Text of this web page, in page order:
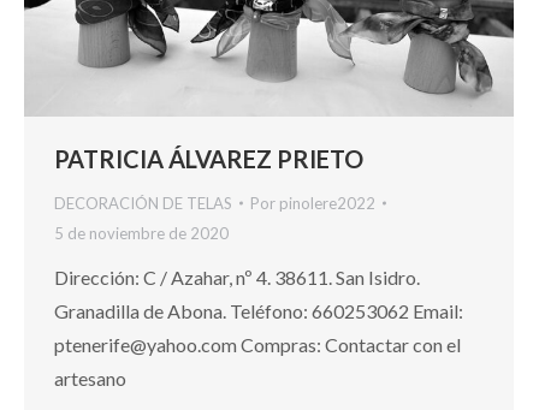
PATRICIA ÁLVAREZ PRIETO
DECORACIÓN DE TELAS Por pinolere2022
5 de noviembre de 2020
Dirección: C / Azahar, nº 4. 38611. San Isidro.
Granadilla de Abona. Teléfono: 660253062 Email:
ptenerife@yahoo.com Compras: Contactar con el
artesano